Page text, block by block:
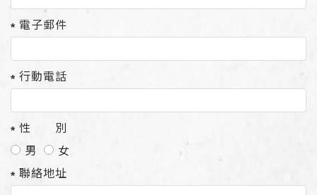
電子郵件
行動電話
性 別
男
女
聯絡地址